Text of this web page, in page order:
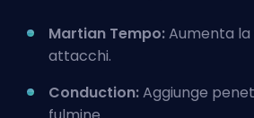
Martian Tempo:Aumenta
attacchi.
Conduction:Aggiunge